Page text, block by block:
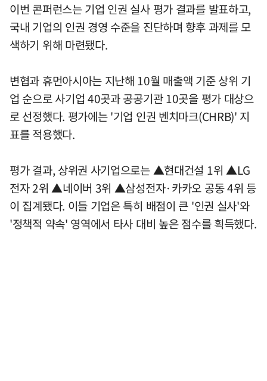
이번 콘퍼런스는 기업 인권 실사 평가 결과를 발표하고,
국내 기업의 인권 경영 수준을 진단하며 향후 과제를 모
색하기 위해 마련됐다.
변협과 휴먼아시아는 지난해 10월 매출액 기준 상위 기
업 순으로 사기업 40곳과 공공기관 10곳을 평가 대상으
로 선정했다. 평가에는 '기업 인권 벤치마크(CHRB)' 지
표를 적용했다.
평가 결과, 상위권 사기업으로는 ▲현대건설 1위 ▲LG
전자 2위 ▲네이버 3위 ▲삼성전자·카카오 공동 4위 등
이 집계됐다. 이들 기업은 특히 배점이 큰 '인권 실사'와
'정책적 약속' 영역에서 타사 대비 높은 점수를 획득했다.